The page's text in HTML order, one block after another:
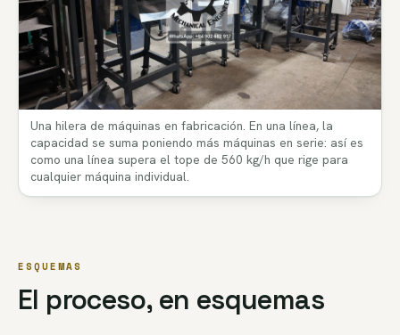
Una hilera de máquinas en fabricación. En una línea, la
capacidad se suma poniendo más máquinas en serie: así es
como una línea supera el tope de 560 kg/h que rige para
cualquier máquina individual.
ESQUEMAS
El proceso, en esquemas